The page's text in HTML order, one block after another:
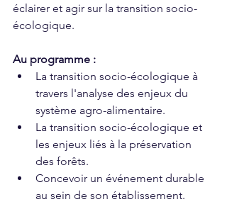
éclairer et agir sur la transition socio-
écologique.
Au programme :
La transition socio-écologique à
travers l'analyse des enjeux du
système agro-alimentaire.
La transition socio-écologique et
les enjeux liés à la préservation
des forêts.
Concevoir un événement durable
au sein de son établissement.